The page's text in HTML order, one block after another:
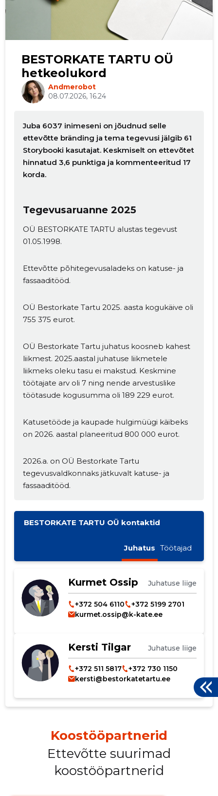
BESTORKATE TARTU OÜ
hetkeolukord
Andmerobot
08.07.2026, 16.24
Juba 6037 inimeseni on jõudnud selle
ettevõtte bränding ja tema tegevusi jälgib 61
Storybooki kasutajat. Keskmiselt on ettevõtet
hinnatud 3,6 punktiga ja kommenteeritud 17
korda.
Tegevusaruanne 2025
OÜ BESTORKATE TARTU alustas tegevust
01.05.1998.
Ettevõtte põhitegevusaladeks on katuse- ja
fassaaditööd.
OÜ Bestorkate Tartu 2025. aasta kogukäive oli
755 375 eurot.
OÜ Bestorkate Tartu juhatus koosneb kahest
liikmest. 2025.aastal juhatuse liikmetele
liikmeks oleku tasu ei makstud. Keskmine
töötajate arv oli 7 ning nende arvestuslike
töötasude kogusumma oli 189 229 eurot.
Katusetööde ja kaupade hulgimüügi käibeks
on 2026. aastal planeeritud 800 000 eurot.
2026.a. on OÜ Bestorkate Tartu
tegevusvaldkonnaks jätkuvalt katuse- ja
fassaaditööd.
BESTORKATE TARTU OÜ kontaktid
Juhatus Töötajad
Kurmet Ossip Juhatuse liige
+372 504 6110
+372 5199 2701
kurmet.ossip@k-kate.ee
Kersti Tilgar Juhatuse liige
+372 511 5817
+372 730 1150
kersti@bestorkatetartu.ee
Koostööpartnerid
Ettevõtte suurimad
koostööpartnerid